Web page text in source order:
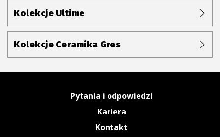
Kolekcje Ultime
Kolekcje Ceramika Gres
Pytania i odpowiedzi
Kariera
Kontakt